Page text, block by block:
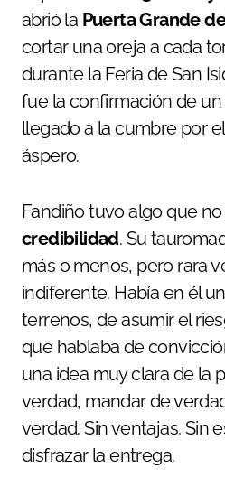
abrió la Puerta Grande
cortar una oreja a cada
durante la Feria de San
fue la confirmación de
llegado a la cumbre por
áspero.
Fandiño tuvo algo que no
credibilidad. Su
más o menos, pero rara
indiferente. Había en él
terrenos, de asumir el
que hablaba de
una idea muy clara de la
verdad, mandar de
verdad. Sin ventajas. Sin
disfrazar la entrega.